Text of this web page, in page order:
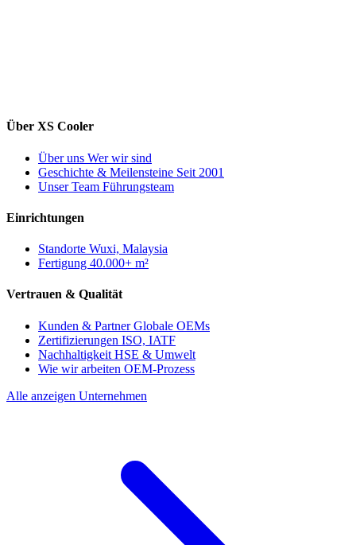
Über XS Cooler
Über uns Wer wir sind
Geschichte & Meilensteine Seit 2001
Unser Team Führungsteam
Einrichtungen
Standorte Wuxi, Malaysia
Fertigung 40.000+ m²
Vertrauen & Qualität
Kunden & PartnerGlobale OEMs
Zertifizierungen ISO, IATF
Nachhaltigkeit HSE & Umwelt
Wie wir arbeiten OEM-Prozess
Alle anzeigen Unternehmen